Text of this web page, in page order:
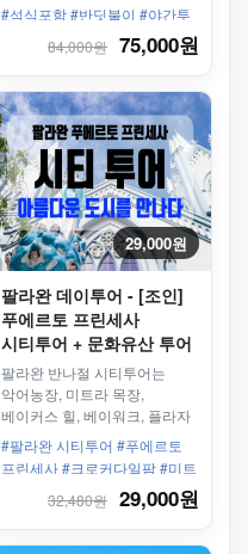
#석식포함 #반딧불이 #야간투
84,000원 75,000원
29,000원
팔라완 데이투어 - [조인]
푸에르토 프린세사
시티투어 + 문화유산 투어
팔라완 반나절 시티투어는
악어농장, 미트라 목장,
베이커스 힐, 베이워크, 플라자
쿠아텔, 비누아탄 웨이빙 센터,
성모수태 성당, 기념품 가게
#팔라완 시티투어 #푸에르토
프린세사 #크로커다일팜 #미트
라스 농장 #베이커스힐 #베이
워크 #대성당 #4시간30분 #오
후출발
32,480원 29,000원